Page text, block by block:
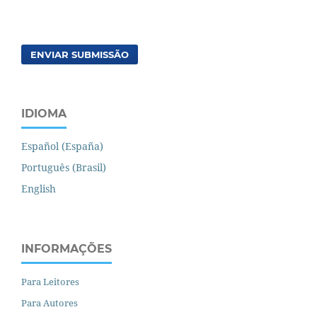
ENVIAR SUBMISSÃO
IDIOMA
Español (España)
Português (Brasil)
English
INFORMAÇÕES
Para Leitores
Para Autores